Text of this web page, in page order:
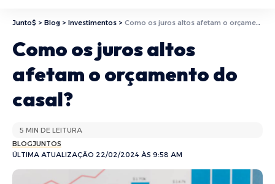
Junto$ > Blog > Investimentos > Como os juros altos afetam o orçamento do casal?
Como os juros altos
afetam o orçamento do
casal?
ÚLTIMA ATUALIZAÇÃO 22/02/2024 ÀS 9:58 AM
BLOGJUNTOS
5 MIN DE LEITURA